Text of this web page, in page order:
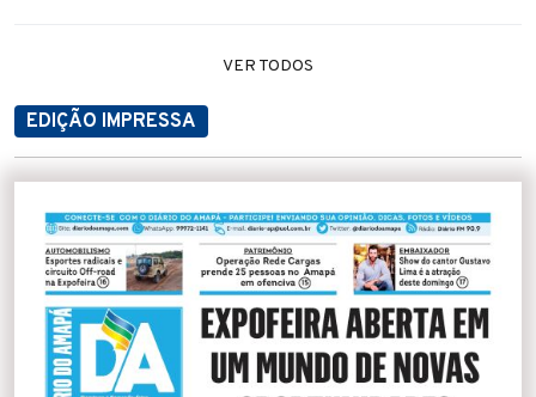
VER TODOS
EDIÇÃO IMPRESSA